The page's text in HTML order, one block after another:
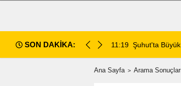
SON DAKİKA:
değerlendirildi 11:18 Afyon Cenaze
Ana Sayfa Arama